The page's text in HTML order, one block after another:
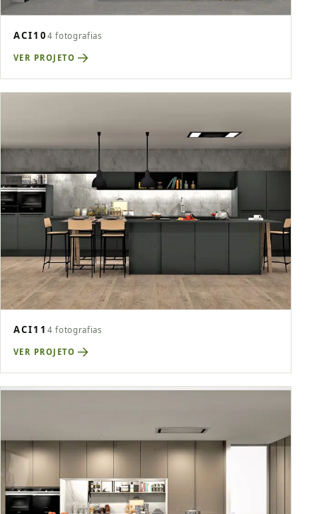
ACI10 4 fotografias
VER PROJETO
ACI11 4 fotografias
VER PROJETO